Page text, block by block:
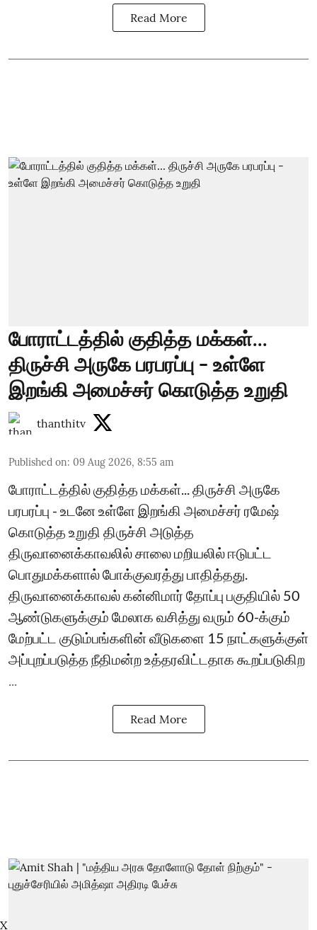
Read More
போராட்டத்தில் குதித்த மக்கள்...
திருச்சி அருகே பரபரப்பு - உள்ளே
இறங்கி அமைச்சர் கொடுத்த உறுதி
thanthitv
Published on: 09 Aug 2026, 8:55 am
போராட்டத்தில் குதித்த மக்கள்... திருச்சி அருகே
பரபரப்பு - உடனே உள்ளே இறங்கி அமைச்சர் ரமேஷ்
கொடுத்த உறுதி திருச்சி அடுத்த
திருவானைக்காவலில் சாலை மறியலில் ஈடுபட்ட
பொதுமக்களால் போக்குவரத்து பாதித்தது.
திருவானைக்காவல் கன்னிமார் தோப்பு பகுதியில் 50
ஆண்டுகளுக்கும் மேலாக வசித்து வரும் 60-க்கும்
மேற்பட்ட குடும்பங்களின் வீடுகளை 15 நாட்களுக்குள்
அப்புறப்படுத்த நீதிமன்ற உத்தரவிட்டதாக கூறப்படுகிற
Read More
X